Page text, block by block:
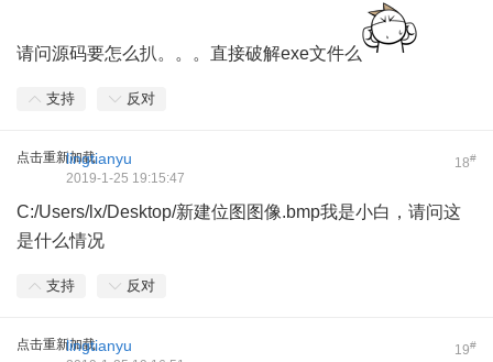
请问源码要怎么扒。。。直接破解exe文件么
支持 反对
点击重新加载 18#
lingtianyu
2019-1-25 19:15:47
C:/Users/lx/Desktop/新建位图图像.bmp我是小白，请问这
是什么情况
支持 反对
点击重新加载 19#
lingtianyu